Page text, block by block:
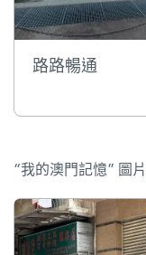
路路暢通